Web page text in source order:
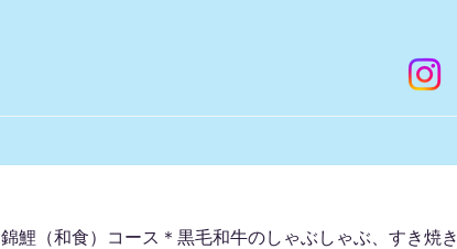
錦鯉（和食）コース＊黒毛和牛のしゃぶしゃぶ、すき焼き